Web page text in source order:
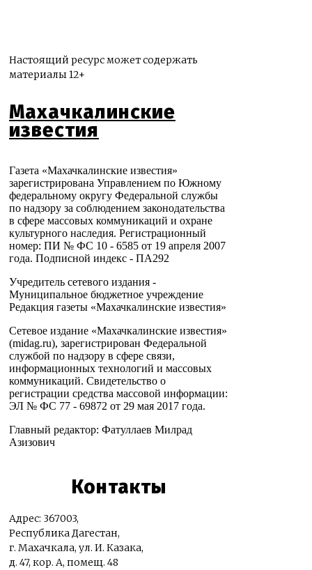
Настоящий ресурс может содержать
материалы 12+
Махачкалинские
известия
Газета «Махачкалинские известия»
зарегистрирована Управлением по Южному
федеральному округу Федеральной службы
по надзору за соблюдением законодательства
в сфере массовых коммуникаций и охране
культурного наследия. Регистрационный
номер: ПИ № ФС 10 - 6585 от 19 апреля 2007
года. Подписной индекс - ПА292
Учредитель сетевого издания -
Муниципальное бюджетное учреждение
Редакция газеты «Махачкалинские известия»
Сетевое издание «Махачкалинские известия»
(midag.ru), зарегистрирован Федеральной
службой по надзору в сфере связи,
информационных технологий и массовых
коммуникаций. Свидетельство о
регистрации средства массовой информации:
ЭЛ № ФС 77 - 69872 от 29 мая 2017 года.
Главный редактор: Фатуллаев Милрад
Азизович
Контакты
Адрес: 367003,
Республика Дагестан,
г. Махачкала, ул. И. Казака,
д. 47, кор. А, помещ. 48